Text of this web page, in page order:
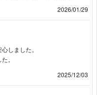
2026/01/29
しました。
。
2025/12/03